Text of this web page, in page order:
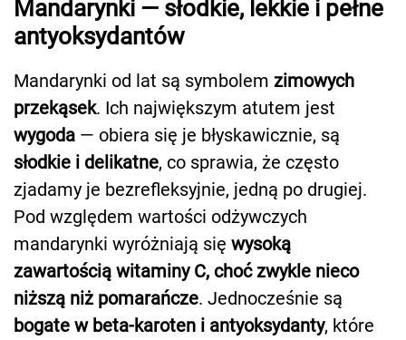
Mandarynki — słodkie, lekkie i pełne
antyoksydantów
Mandarynki od lat są symbolem zimowych
przekąsek. Ich największym atutem jest
wygoda — obiera się je błyskawicznie, są
słodkie i delikatne, co sprawia, że często
zjadamy je bezrefleksyjnie, jedną po drugiej.
Pod względem wartości odżywczych
mandarynki wyróżniają się wysoką
zawartością witaminy C, choć zwykle nieco
niższą niż pomarańcze. Jednocześnie są
bogate w beta-karoten i antyoksydanty, które